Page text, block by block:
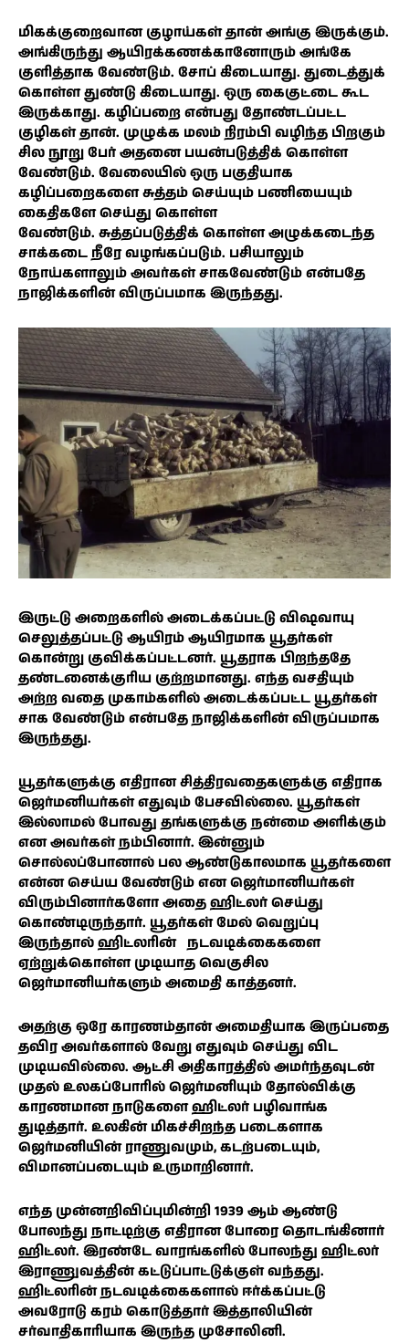
மிகக்குறைவான குழாய்கள் தான் அங்கு இருக்கும்.
அங்கிருந்து ஆயிரக்கணக்கானோரும் அங்கே
குளித்தாக வேண்டும். சோப் கிடையாது. துடைத்துக்
கொள்ள துண்டு கிடையாது. ஒரு கைகுட்டை கூட
இருக்காது. கழிப்பறை என்பது தோண்டப்பட்ட
குழிகள் தான். முழுக்க மலம் நிரம்பி வழிந்த பிறகும்
சில நூறு பேர் அதனை பயன்படுத்திக் கொள்ள
வேண்டும். வேலையில் ஒரு பகுதியாக
கழிப்பறைகளை சுத்தம் செய்யும் பணியையும்
கைதிகளே செய்து கொள்ள
வேண்டும். சுத்தப்படுத்திக் கொள்ள அழுக்கடைந்த
சாக்கடை நீரே வழங்கப்படும். பசியாலும்
நோய்களாலும் அவர்கள் சாகவேண்டும் என்பதே
நாஜிக்களின் விருப்பமாக இருந்தது.
இருட்டு அறைகளில் அடைக்கப்பட்டு விஷவாயு
செலுத்தப்பட்டு ஆயிரம் ஆயிரமாக யூதர்கள்
கொன்று குவிக்கப்பட்டனர். யூதராக பிறந்ததே
தண்டனைக்குரிய குற்றமானது. எந்த வசதியும்
அற்ற வதை முகாம்களில் அடைக்கப்பட்ட யூதர்கள்
சாக வேண்டும் என்பதே நாஜிக்களின் விருப்பமாக
இருந்தது.
யூதர்களுக்கு எதிரான சித்திரவதைகளுக்கு எதிராக
ஜெர்மனியர்கள் எதுவும் பேசவில்லை. யூதர்கள்
இல்லாமல் போவது தங்களுக்கு நன்மை அளிக்கும்
என அவர்கள் நம்பினார். இன்னும்
சொல்லப்போனால் பல ஆண்டுகாலமாக யூதர்களை
என்ன செய்ய வேண்டும் என ஜெர்மானியர்கள்
விரும்பினார்களோ அதை ஹிட்லர் செய்து
கொண்டிருந்தார். யூதர்கள் மேல் வெறுப்பு
இருந்தால் ஹிட்லரின் நடவடிக்கைகளை
ஏற்றுக்கொள்ள முடியாத வெகுசில
ஜெர்மானியர்களும் அமைதி காத்தனர்.
அதற்கு ஒரே காரணம்தான் அமைதியாக இருப்பதை
தவிர அவர்களால் வேறு எதுவும் செய்து விட
முடியவில்லை. ஆட்சி அதிகாரத்தில் அமர்ந்தவுடன்
முதல் உலகப்போரில் ஜெர்மனியும் தோல்விக்கு
காரணமான நாடுகளை ஹிட்லர் பழிவாங்க
துடித்தார். உலகின் மிகச்சிறந்த படைகளாக
ஜெர்மனியின் ராணுவமும், கடற்படையும்,
விமானப்படையும் உருமாறினார்.
எந்த முன்னறிவிப்புமின்றி 1939 ஆம் ஆண்டு
போலந்து நாட்டிற்கு எதிரான போரை தொடங்கினார்
ஹிட்லர். இரண்டே வாரங்களில் போலந்து ஹிட்லர்
இராணுவத்தின் கட்டுப்பாட்டுக்குள் வந்தது.
ஹிட்லரின் நடவடிக்கைகளால் ஈர்க்கப்பட்டு
அவரோடு கரம் கொடுத்தார் இத்தாலியின்
சர்வாதிகாரியாக இருந்த முசோலினி.